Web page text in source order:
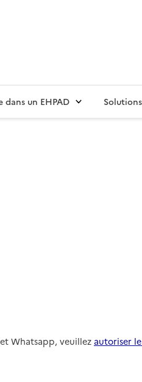
dans un EHPAD
X
Whatsapp, veuillez autoriser